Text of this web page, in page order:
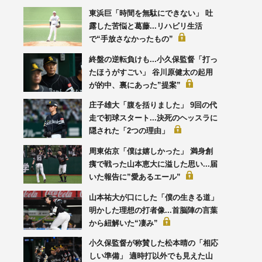
東浜巨「時間を無駄にできない」 吐
露した苦悩と葛藤...リハビリ生活
で“手放さなかったもの”
終盤の逆転負けも...小久保監督「打っ
たほうがすごい」 谷川原健太の起用
が的中、裏にあった”提案”
庄子雄大「腹を括りました」 9回の代
走で初球スタート...決死のヘッスラに
隠された「2つの理由」
周東佑京「僕は嬉しかった」 満身創
痍で戦った山本恵大に溢した思い...届
いた報告に”愛あるエール”
山本祐大が口にした「僕の生きる道」
明かした理想の打者像...首脳陣の言葉
から紐解いた“凄み”
小久保監督が称賛した松本晴の「相応
しい準備」 適時打以外でも見えた山